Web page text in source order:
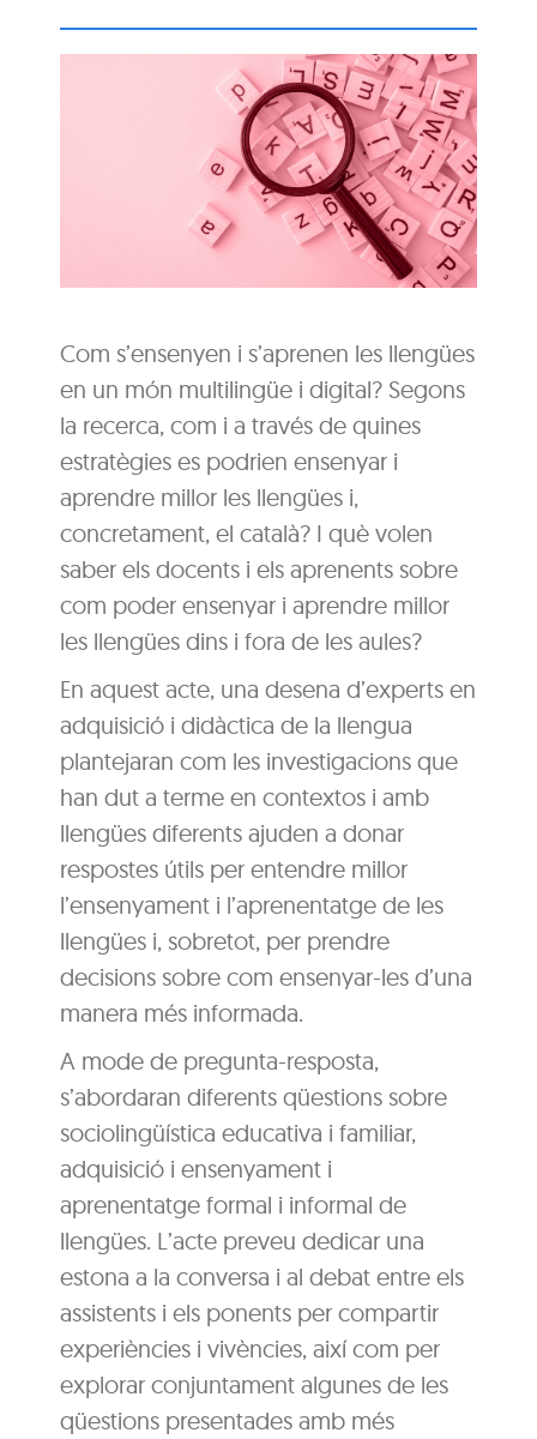
Com s’ensenyen i s’aprenen les llengües
en un món multilingüe i digital? Segons
la recerca, com i a través de quines
estratègies es podrien ensenyar i
aprendre millor les llengües i,
concretament, el català? I què volen
saber els docents i els aprenents sobre
com poder ensenyar i aprendre millor
les llengües dins i fora de les aules?
En aquest acte, una desena d’experts en
adquisició i didàctica de la llengua
plantejaran com les investigacions que
han dut a terme en contextos i amb
llengües diferents ajuden a donar
respostes útils per entendre millor
l’ensenyament i l’aprenentatge de les
llengües i, sobretot, per prendre
decisions sobre com ensenyar-les d’una
manera més informada.
A mode de pregunta-resposta,
s’abordaran diferents qüestions sobre
sociolingüística educativa i familiar,
adquisició i ensenyament i
aprenentatge formal i informal de
llengües. L’acte preveu dedicar una
estona a la conversa i al debat entre els
assistents i els ponents per compartir
experiències i vivències, així com per
explorar conjuntament algunes de les
qüestions presentades amb més